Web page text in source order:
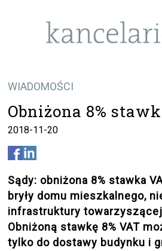
WIADOMOŚCI
Obniżona 8%
2018-11-20
Sądy: obniżona 8% stawka
bryły domu mieszkalnego,
infrastruktury
Obniżoną stawkę 8% VAT
tylko do dostawy budynku i